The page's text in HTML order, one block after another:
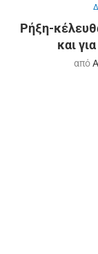
Ρήξη-
και
από